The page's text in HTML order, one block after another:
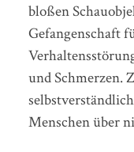
bloßen
Gefangenschaft
und Schmerzen.
Menschen über